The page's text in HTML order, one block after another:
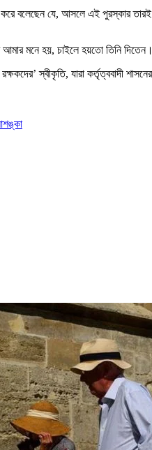
করে বলেছেন যে, আসলে এই পুরস্কার
মনে হয়, চাইলে হয়তো তিনি
স্বীকৃতি, যারা কর্তৃত্ববাদী